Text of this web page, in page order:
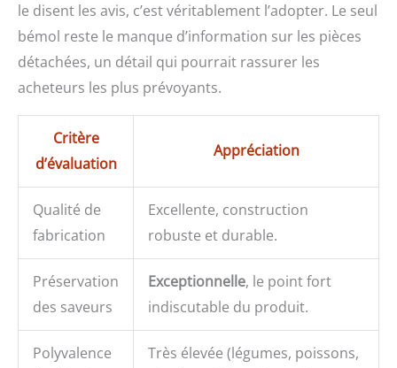
le disent les avis, c’est véritablement l’adopter. Le seul
bémol reste le manque d’information sur les pièces
détachées, un détail qui pourrait rassurer les
acheteurs les plus prévoyants.
Critère
d’évaluation
Appréciation
Qualité de
fabrication
Excellente, construction
robuste et durable.
Préservation
des saveurs
Exceptionnelle, le point fort
indiscutable du produit.
Polyvalence
Très élevée (légumes, poissons,